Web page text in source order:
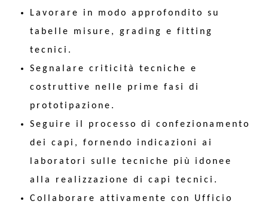
Lavorare in modo approfondito su
tabelle misure, grading e fitting
tecnici.
Segnalare criticità tecniche e
costruttive nelle prime fasi di
prototipazione.
Seguire il processo di confezionamento
dei capi, fornendo indicazioni ai
laboratori sulle tecniche più idonee
alla realizzazione di capi tecnici.
Collaborare attivamente con Ufficio